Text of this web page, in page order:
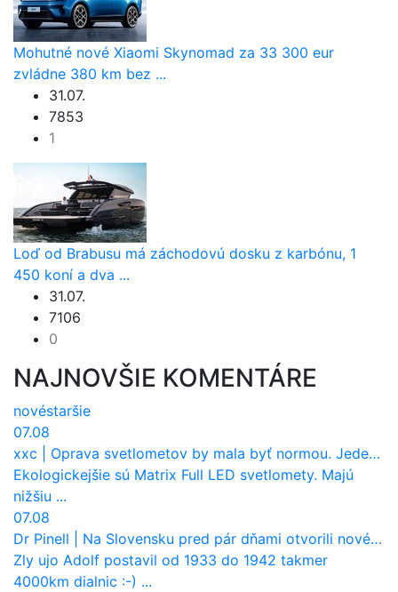
Mohutné nové Xiaomi Skynomad za 33 300 eur
zvládne 380 km bez ...
31.07.
7853
1
Loď od Brabusu má záchodovú dosku z karbónu, 1
450 koní a dva ...
31.07.
7106
0
NAJNOVŠIE KOMENTÁRE
novéstaršie
07.08
xxc
Oprava svetlometov by mala byť normou. Jeden nový dnes stojí priemerne 1251 eur!
Ekologickejšie sú Matrix Full LED svetlomety. Majú
nižšiu ...
07.08
Dr Pinell
Na Slovensku pred pár dňami otvorili nové mosty, ktoré to sú?
Zly ujo Adolf postavil od 1933 do 1942 takmer
4000km dialnic :-) ...